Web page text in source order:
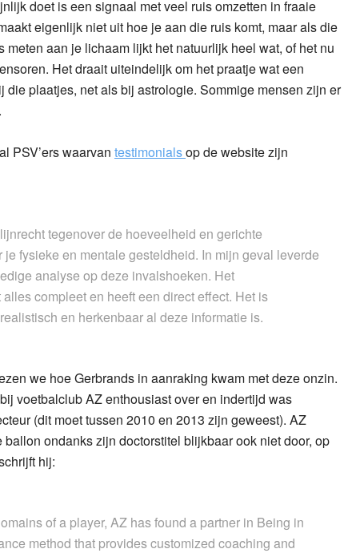
doet is een signaal met veel ruis omzetten in fraaie
eigenlijk niet uit hoe je aan die ruis komt, maar als die
aan je lichaam lijkt het natuurlijk heel wat, of het nu
Het draait uiteindelijk om het praatje wat een
plaatjes, net als bij astrologie. Sommige mensen zijn er
PSV’ers waarvan testimonialsop de website zijn
tegenover de hoeveelheid en gerichte
fysieke en mentale gesteldheid. In mijn geval leverde
analyse op deze invalshoeken. Het
compleet en heeft een direct effect. Het is
en herkenbaar al deze informatie is.
we hoe Gerbrands in aanraking kwam met deze onzin.
voetbalclub AZ enthousiast over en indertijd was
(dit moet tussen 2010 en 2013 zijn geweest). AZ
ondanks zijn doctorstitel blijkbaar ook niet door, op
hij:
of a player, AZ has found a partner in Being in
method that provides customized coaching and